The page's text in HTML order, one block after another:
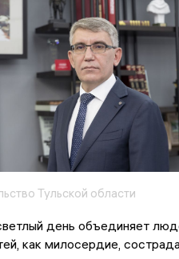
Тульской области
день объединяет
как милосердие,